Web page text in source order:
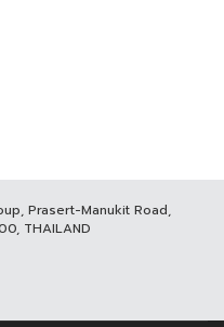
Prasert-Manukit Road,
THAILAND